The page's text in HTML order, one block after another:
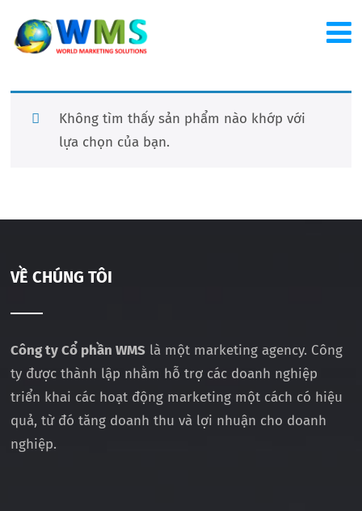
Không tìm thấy sản phẩm nào khớp với
lựa chọn của bạn.
VỀ CHÚNG TÔI
Công ty Cổ phần WMS là một marketing agency. Công
ty được thành lập nhằm hỗ trợ các doanh nghiệp
triển khai các hoạt động marketing một cách có hiệu
quả, từ đó tăng doanh thu và lợi nhuận cho doanh
nghiệp.